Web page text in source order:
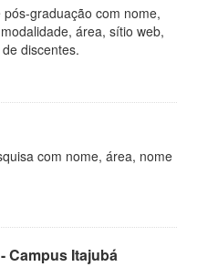
graduação com nome,
área, sítio web,
discentes.
com nome, área, nome
Campus Itajubá